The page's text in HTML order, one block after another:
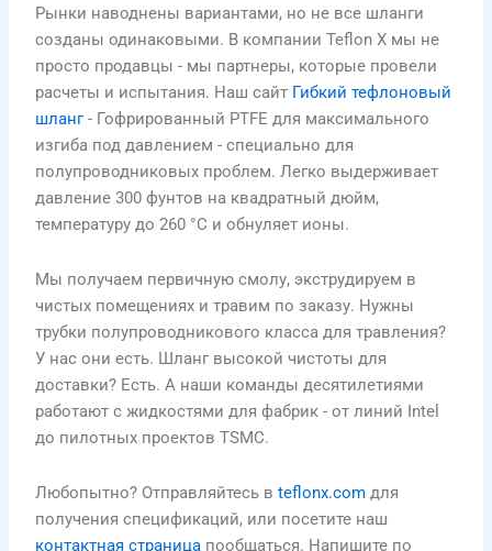
Рынки наводнены вариантами, но не все шланги
созданы одинаковыми. В компании Teflon X мы не
просто продавцы - мы партнеры, которые провели
расчеты и испытания. Наш сайт Гибкий тефлоновый
шланг- Гофрированный PTFE для максимального
изгиба под давлением - специально для
полупроводниковых проблем. Легко выдерживает
давление 300 фунтов на квадратный дюйм,
температуру до 260 °C и обнуляет ионы.
Мы получаем первичную смолу, экструдируем в
чистых помещениях и травим по заказу. Нужны
трубки полупроводникового класса для травления?
У нас они есть. Шланг высокой чистоты для
доставки? Есть. А наши команды десятилетиями
работают с жидкостями для фабрик - от линий Intel
до пилотных проектов TSMC.
Любопытно? Отправляйтесь вteflonx.com для
получения спецификаций, или посетите наш
контактная страница пообщаться. Напишите по